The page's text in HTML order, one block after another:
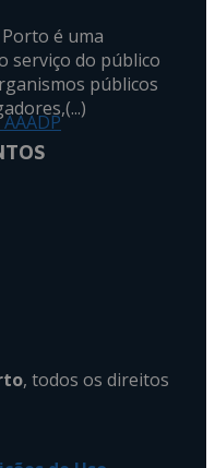
é uma
serviço do público
públicos
, todos os direitos